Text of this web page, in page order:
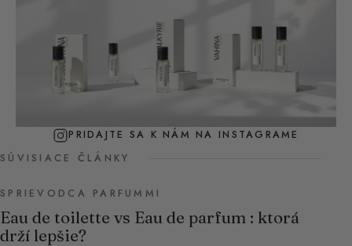
PRIDAJTE SA K NÁM NA INSTAGRAME
SÚVISIACE ČLÁNKY
SPRIEVODCA PARFUMMI
Eau de toilette vs Eau de parfum : ktorá
drží lepšie?